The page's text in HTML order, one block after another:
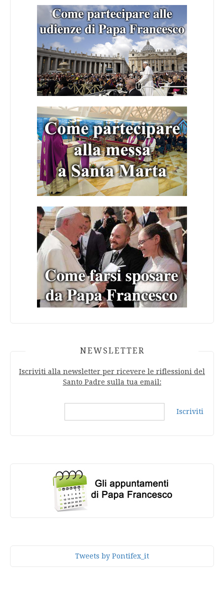
NEWSLETTER
Iscriviti alla newsletter per ricevere le riflessioni del
Santo Padre sulla tua email:
Iscriviti
Tweets by Pontifex_it